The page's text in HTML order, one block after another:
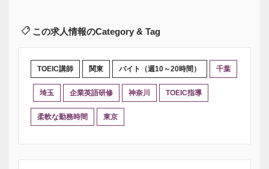
この求人情報のCategory & Tag
TOEIC講師 関東 バイト（週10～20時間） 千葉
埼玉 企業英語研修 神奈川 TOEIC指導
柔軟な勤務時間 東京